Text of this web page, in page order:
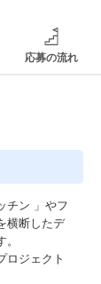
応募の流れ
チン 」やフ
横断したデ
ロジェクト